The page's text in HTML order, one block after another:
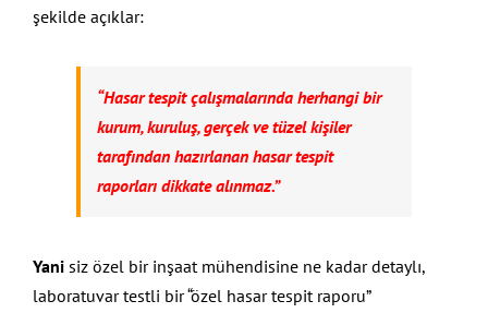
şekilde açıklar:
“Hasar tespit çalışmalarında herhangi bir
kurum, kuruluş, gerçek ve tüzel kişiler
tarafından hazırlanan hasar tespit
raporları dikkate alınmaz.”
Yanisiz özel bir inşaat mühendisine ne kadar detaylı,
laboratuvar testli bir “özel hasar tespit raporu”